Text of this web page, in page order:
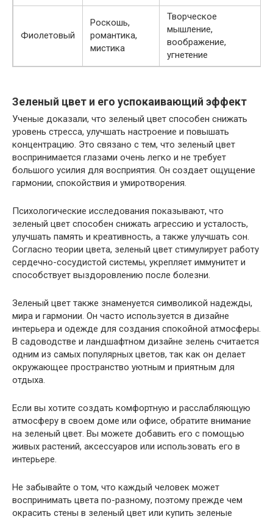
Фиолетовый
Роскошь,
романтика,
мистика
Творческое
мышление,
воображение,
угнетение
Зеленый цвет и его успокаивающий эффект
Ученые доказали, что зеленый цвет способен снижать
уровень стресса, улучшать настроение и повышать
концентрацию. Это связано с тем, что зеленый цвет
воспринимается глазами очень легко и не требует
большого усилия для восприятия. Он создает ощущение
гармонии, спокойствия и умиротворения.
Психологические исследования показывают, что
зеленый цвет способен снижать агрессию и усталость,
улучшать память и креативность, а также улучшать сон.
Согласно теории цвета, зеленый цвет стимулирует работу
сердечно-сосудистой системы, укрепляет иммунитет и
способствует выздоровлению после болезни.
Зеленый цвет также знаменуется символикой надежды,
мира и гармонии. Он часто используется в дизайне
интерьера и одежде для создания спокойной атмосферы.
В садоводстве и ландшафтном дизайне зелень считается
одним из самых популярных цветов, так как он делает
окружающее пространство уютным и приятным для
отдыха.
Если вы хотите создать комфортную и расслабляющую
атмосферу в своем доме или офисе, обратите внимание
на зеленый цвет. Вы можете добавить его с помощью
живых растений, аксессуаров или использовать его в
интерьере.
Не забывайте о том, что каждый человек может
воспринимать цвета по-разному, поэтому прежде чем
окрасить стены в зеленый цвет или купить зеленые